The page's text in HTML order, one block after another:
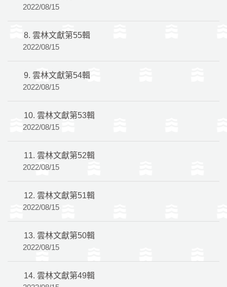
2022/08/15
8. 雲林文獻第55輯
2022/08/15
9. 雲林文獻第54輯
2022/08/15
10. 雲林文獻第53輯
2022/08/15
11. 雲林文獻第52輯
2022/08/15
12. 雲林文獻第51輯
2022/08/15
13. 雲林文獻第50輯
2022/08/15
14. 雲林文獻第49輯